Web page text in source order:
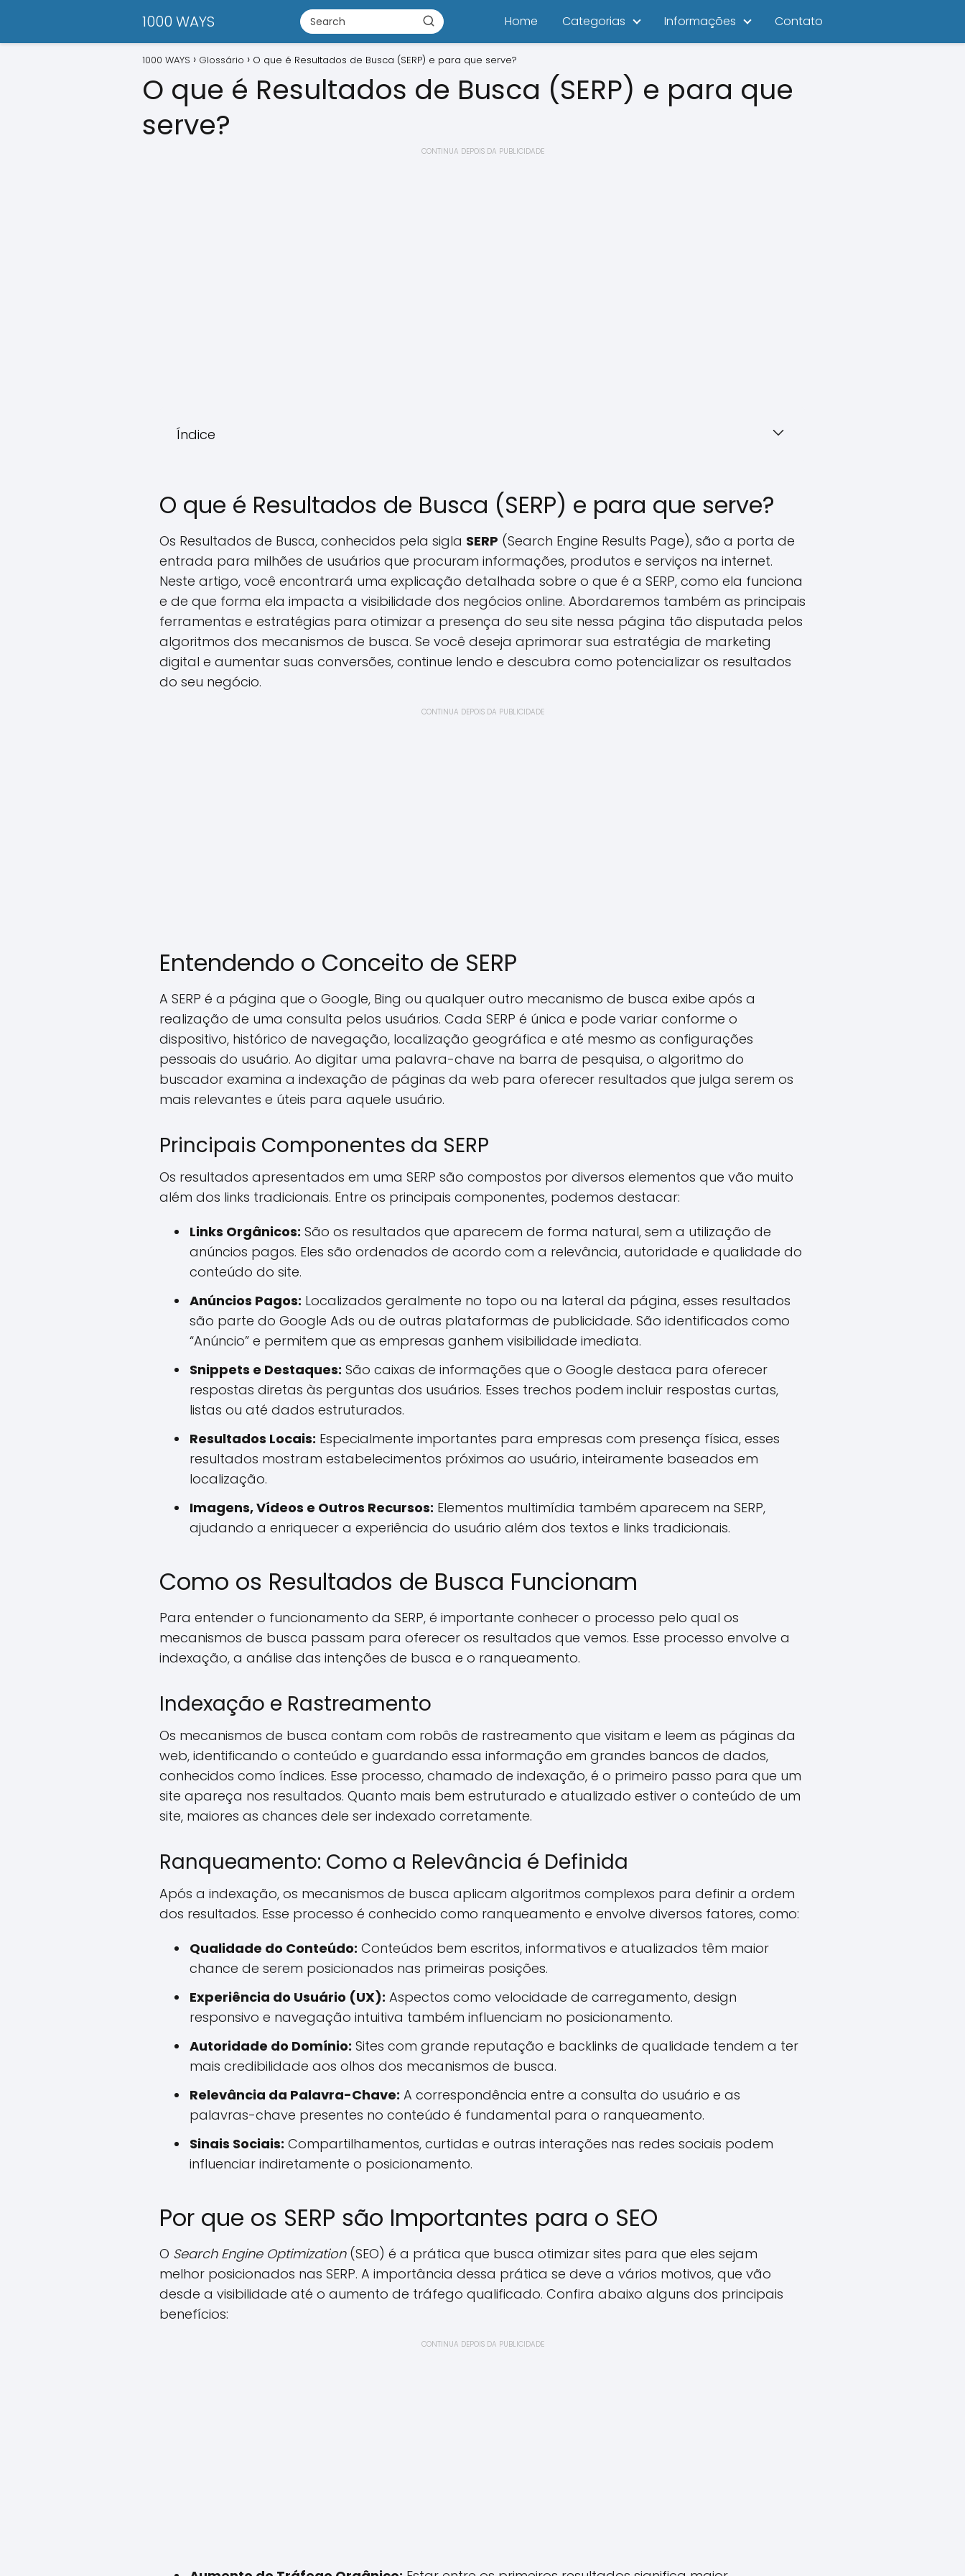
1000 WAYS Home Categorias Informações Contato
1000 WAYS Glossário O que é Resultados de Busca (SERP) e para que serve?
O que é Resultados de Busca (SERP) e para que
serve?
CONTINUA DEPOIS DA PUBLICIDADE
Índice
O que é Resultados de Busca (SERP) e para que serve?
Os Resultados de Busca, conhecidos pela sigla SERP (Search Engine Results Page), são a porta de
entrada para milhões de usuários que procuram informações, produtos e serviços na internet.
Neste artigo, você encontrará uma explicação detalhada sobre o que é a SERP, como ela funciona
e de que forma ela impacta a visibilidade dos negócios online. Abordaremos também as principais
ferramentas e estratégias para otimizar a presença do seu site nessa página tão disputada pelos
algoritmos dos mecanismos de busca. Se você deseja aprimorar sua estratégia de marketing
digital e aumentar suas conversões, continue lendo e descubra como potencializar os resultados
do seu negócio.
CONTINUA DEPOIS DA PUBLICIDADE
Entendendo o Conceito de SERP
A SERP é a página que o Google, Bing ou qualquer outro mecanismo de busca exibe após a
realização de uma consulta pelos usuários. Cada SERP é única e pode variar conforme o
dispositivo, histórico de navegação, localização geográfica e até mesmo as configurações
pessoais do usuário. Ao digitar uma palavra-chave na barra de pesquisa, o algoritmo do
buscador examina a indexação de páginas da web para oferecer resultados que julga serem os
mais relevantes e úteis para aquele usuário.
Principais Componentes da SERP
Os resultados apresentados em uma SERP são compostos por diversos elementos que vão muito
além dos links tradicionais. Entre os principais componentes, podemos destacar:
Links Orgânicos: São os resultados que aparecem de forma natural, sem a utilização de
anúncios pagos. Eles são ordenados de acordo com a relevância, autoridade e qualidade do
conteúdo do site.
Anúncios Pagos: Localizados geralmente no topo ou na lateral da página, esses resultados
são parte do Google Ads ou de outras plataformas de publicidade. São identificados como
“Anúncio” e permitem que as empresas ganhem visibilidade imediata.
Snippets e Destaques: São caixas de informações que o Google destaca para oferecer
respostas diretas às perguntas dos usuários. Esses trechos podem incluir respostas curtas,
listas ou até dados estruturados.
Resultados Locais: Especialmente importantes para empresas com presença física, esses
resultados mostram estabelecimentos próximos ao usuário, inteiramente baseados em
localização.
Imagens, Vídeos e Outros Recursos: Elementos multimídia também aparecem na SERP,
ajudando a enriquecer a experiência do usuário além dos textos e links tradicionais.
Como os Resultados de Busca Funcionam
Para entender o funcionamento da SERP, é importante conhecer o processo pelo qual os
mecanismos de busca passam para oferecer os resultados que vemos. Esse processo envolve a
indexação, a análise das intenções de busca e o ranqueamento.
Indexação e Rastreamento
Os mecanismos de busca contam com robôs de rastreamento que visitam e leem as páginas da
web, identificando o conteúdo e guardando essa informação em grandes bancos de dados,
conhecidos como índices. Esse processo, chamado de indexação, é o primeiro passo para que um
site apareça nos resultados. Quanto mais bem estruturado e atualizado estiver o conteúdo de um
site, maiores as chances dele ser indexado corretamente.
Ranqueamento: Como a Relevância é Definida
Após a indexação, os mecanismos de busca aplicam algoritmos complexos para definir a ordem
dos resultados. Esse processo é conhecido como ranqueamento e envolve diversos fatores, como:
Qualidade do Conteúdo: Conteúdos bem escritos, informativos e atualizados têm maior
chance de serem posicionados nas primeiras posições.
Experiência do Usuário (UX): Aspectos como velocidade de carregamento, design
responsivo e navegação intuitiva também influenciam no posicionamento.
Autoridade do Domínio: Sites com grande reputação e backlinks de qualidade tendem a ter
mais credibilidade aos olhos dos mecanismos de busca.
Relevância da Palavra-Chave: A correspondência entre a consulta do usuário e as
palavras-chave presentes no conteúdo é fundamental para o ranqueamento.
Sinais Sociais: Compartilhamentos, curtidas e outras interações nas redes sociais podem
influenciar indiretamente o posicionamento.
Por que os SERP são Importantes para o SEO
O Search Engine Optimization(SEO) é a prática que busca otimizar sites para que eles sejam
melhor posicionados nas SERP. A importância dessa prática se deve a vários motivos, que vão
desde a visibilidade até o aumento de tráfego qualificado. Confira abaixo alguns dos principais
benefícios:
CONTINUA DEPOIS DA PUBLICIDADE